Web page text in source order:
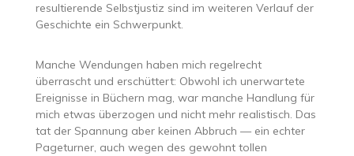
resultierende Selbstjustiz sind im weiteren Verlauf der
Geschichte ein Schwerpunkt.
Manche Wendungen haben mich regelrecht
überrascht und erschüttert: Obwohl ich unerwartete
Ereignisse in Büchern mag, war manche Handlung für
mich etwas überzogen und nicht mehr realistisch. Das
tat der Spannung aber keinen Abbruch — ein echter
Pageturner, auch wegen des gewohnt tollen